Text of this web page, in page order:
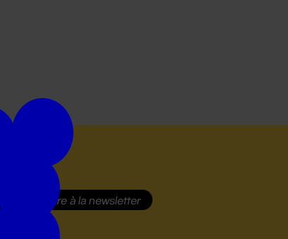
S'inscrire à la newsletter